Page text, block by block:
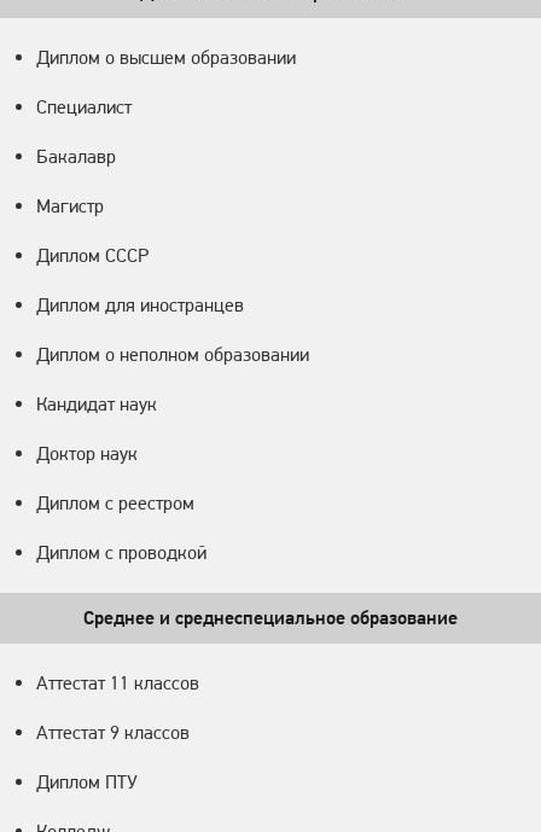
Диплом о высшем образовании
Специалист
Бакалавр
Магистр
Диплом СССР
Диплом для иностранцев
Диплом о неполном образовании
Кандидат наук
Доктор наук
Диплом с реестром
Диплом с проводкой
Среднее и среднеспециальное образование
Аттестат 11 классов
Аттестат 9 классов
Диплом ПТУ